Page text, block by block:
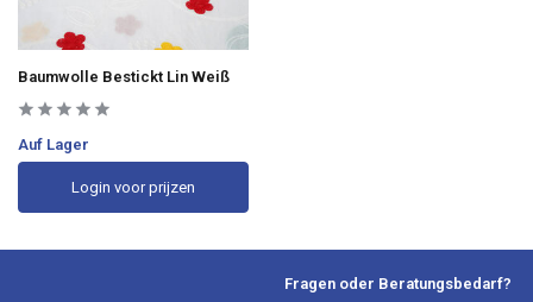
Baumwolle Bestickt Lin Weiß
Auf Lager
Login voor prijzen
Fragen oder Beratungsbedarf?